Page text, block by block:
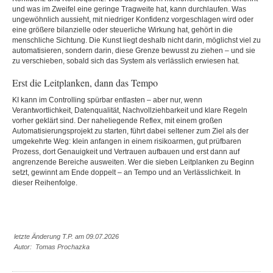
und was im Zweifel eine geringe Tragweite hat, kann durchlaufen. Was
ungewöhnlich aussieht, mit niedriger Konfidenz vorgeschlagen wird oder
eine größere bilanzielle oder steuerliche Wirkung hat, gehört in die
menschliche Sichtung. Die Kunst liegt deshalb nicht darin, möglichst viel zu
automatisieren, sondern darin, diese Grenze bewusst zu ziehen – und sie
zu verschieben, sobald sich das System als verlässlich erwiesen hat.
Erst die Leitplanken, dann das Tempo
KI kann im Controlling spürbar entlasten – aber nur, wenn
Verantwortlichkeit, Datenqualität, Nachvollziehbarkeit und klare Regeln
vorher geklärt sind. Der naheliegende Reflex, mit einem großen
Automatisierungsprojekt zu starten, führt dabei seltener zum Ziel als der
umgekehrte Weg: klein anfangen in einem risikoarmen, gut prüfbaren
Prozess, dort Genauigkeit und Vertrauen aufbauen und erst dann auf
angrenzende Bereiche ausweiten. Wer die sieben Leitplanken zu Beginn
setzt, gewinnt am Ende doppelt – an Tempo und an Verlässlichkeit. In
dieser Reihenfolge.
letzte Änderung T.P. am 09.07.2026
Autor: Tomas Prochazka